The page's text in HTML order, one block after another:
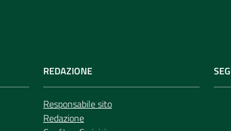
REDAZIONE
Responsabile sito
Redazione